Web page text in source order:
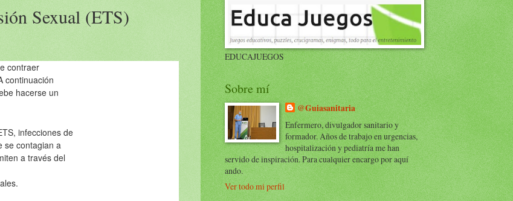
Sexual (ETS)
contraer
continuación
hacerse un
infecciones de
se contagian a
a través del
EDUCAJUEGOS
Sobre mí
@Guiasanitaria
Enfermero, divulgador sanitario y
formador. Años de trabajo en urgencias,
hospitalización y pediatría me han
servido de inspiración. Para cualquier encargo por aquí
ando.
Ver todo mi perfil